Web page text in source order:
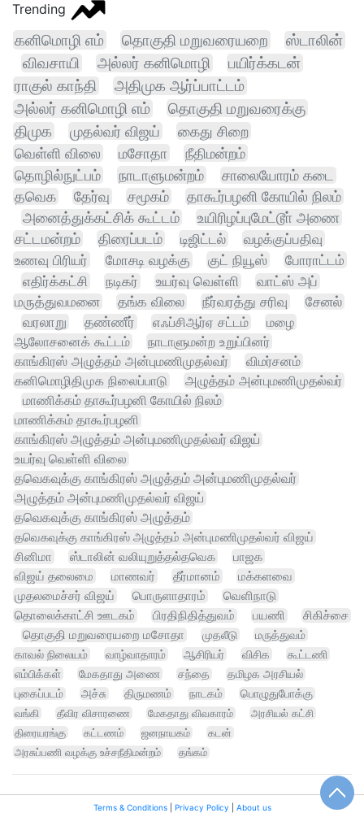
Trending
கனிமொழி எம் தொகுதி மறுவரையறை
ஸ்டாலின்
விவசாயி
அல்லர் கனிமொழி
பயிர்க்கடன்
ராகுல் காந்தி
அதிமுக ஆர்ப்பாட்டம்
அல்லர் கனிமொழி எம்
தொகுதி மறுவரைக்கு
திமுக
முதல்வர் விஜய்
கைது சிறை
வெள்ளி விலை
மசோதா
நீதிமன்றம்
தொழில்நுட்பம்
நாடாளுமன்றம்
சாலையோரம் கடை
தவெக
தேர்வு சமூகம்
தாகூர்பழனி கோயில் நிலம்
அனைத்துக்கட்சிக் கூட்டம்
உயிரிழப்புமேட்டூா் அணை
சட்டமன்றம்
திரைப்படம் டிஜிட்டல்
வழக்குப்பதிவு
உணவு பிரியர்
மோசடி வழக்கு குட் நியூஸ்
போராட்டம்
எதிர்க்கட்சி
நடிகர் உயர்வு வெள்ளி
வாட்ஸ் அப்
மருத்துவமனை
தங்க விலை நீர்வரத்து சரிவு
சேனல்
வரலாறு
தண்ணீர் எஃப்சிஆர்ஏ சட்டம்
மழை
ஆலோசனைக் கூட்டம்
நாடாளுமன்ற உறுப்பினர்
காங்கிரஸ் அழுத்தம் அன்புமணிமுதல்வர்
விமர்சனம்
கனிமொழிதிமுக நிலைப்பாடு
அழுத்தம் அன்புமணிமுதல்வர்
மாணிக்கம் தாகூர்பழனி கோயில் நிலம்
மாணிக்கம் தாகூர்பழனி
காங்கிரஸ் அழுத்தம் அன்புமணிமுதல்வர் விஜய்
உயர்வு வெள்ளி விலை
தவெகவுக்கு காங்கிரஸ் அழுத்தம் அன்புமணிமுதல்வர்
அழுத்தம் அன்புமணிமுதல்வர் விஜய்
தவெகவுக்கு காங்கிரஸ் அழுத்தம்
தவெகவுக்கு காங்கிரஸ் அழுத்தம் அன்புமணிமுதல்வர் விஜய்
சினிமா
ஸ்டாலின் வலியுறுத்தல்தவெக
பாஜக
விஜய் தலைமை
மாணவர் தீர்மானம்
மக்களவை
முதலமைச்சர் விஜய்
பொருளாதாரம்
வெளிநாடு
தொலைக்காட்சி ஊடகம்
பிரதிநிதித்துவம் பயணி
சிகிச்சை
தொகுதி மறுவரையறை மசோதா
முதலீடு
மருத்துவம்
காவல் நிலையம்
வாழ்வாதாரம் ஆசிரியர் விசிக
கூட்டணி
எம்பிக்கள்
மேகதாது அணை சந்தை
தமிழக அரசியல்
புகைப்படம்
அச்சு திருமணம் நாடகம்
பொழுதுபோக்கு
வங்கி
தீவிர விசாரணை மேகதாது விவகாரம்
அரசியல் கட்சி
திரையரங்கு
கட்டணம் ஜனநாயகம்
கடன்
அரசுப்பணி வழக்கு உச்சநீதிமன்றம்
தங்கம்
Terms & Conditions| Privacy Policy About us